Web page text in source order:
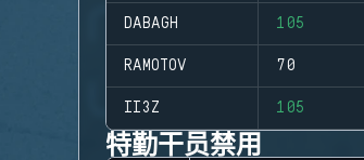
DABAGH 105
RAMOTOV 70
II3Z 105
特勤干员禁用